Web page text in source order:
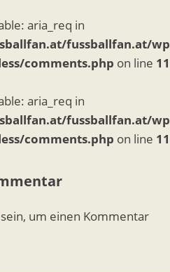
aria_req in
fussballfan.at/
comments.php on line
aria_req in
fussballfan.at/
comments.php on line
sein, um einen Kommentar